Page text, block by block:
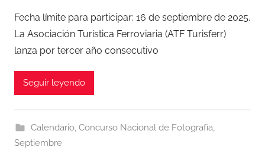
Fecha límite para participar: 16 de septiembre de 2025.
La Asociación Turística Ferroviaria (ATF Turisferr)
lanza por tercer año consecutivo
Seguir leyendo
Calendario, Concurso Nacional de Fotografía,
Septiembre